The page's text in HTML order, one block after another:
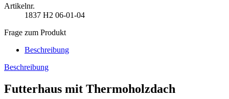
Artikelnr.
1837 H2 06-01-04
Frage zum Produkt
Beschreibung
Beschreibung
Futterhaus mit Thermoholzdach